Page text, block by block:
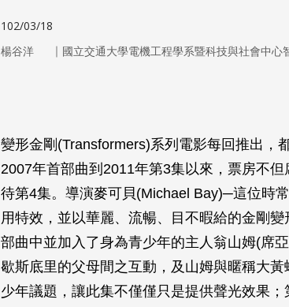
102/03/18
楊谷洋 ｜ 國立交通大學電機工程學系暨科技與社會中心
變形金剛(Transformers)系列電影每回推出，
2007年首部曲到2011年第3集以來，票房不
待第4集。導演麥可貝(Michael Bay)─這位時
用特效，並以華麗、流暢、目不暇給的金剛
部曲中並加入了身為青少年的主人翁山姆(席
歇斯底里的父母間之互動，及山姆與暱稱大
少年議題，讓此集不僅僅只是提供聲光效果